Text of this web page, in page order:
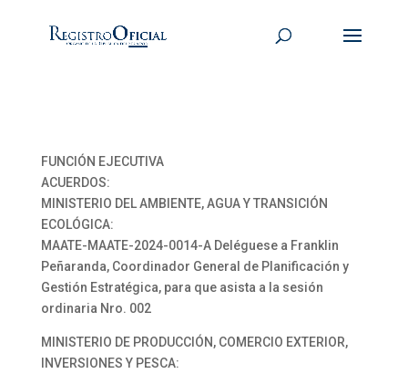
FUNCIÓN EJECUTIVA
ACUERDOS:
MINISTERIO DEL AMBIENTE, AGUA Y TRANSICIÓN
ECOLÓGICA:
MAATE-MAATE-2024-0014-A Deléguese a Franklin
Peñaranda, Coordinador General de Planificación y
Gestión Estratégica, para que asista a la sesión
ordinaria Nro. 002
MINISTERIO DE PRODUCCIÓN, COMERCIO EXTERIOR,
INVERSIONES Y PESCA: